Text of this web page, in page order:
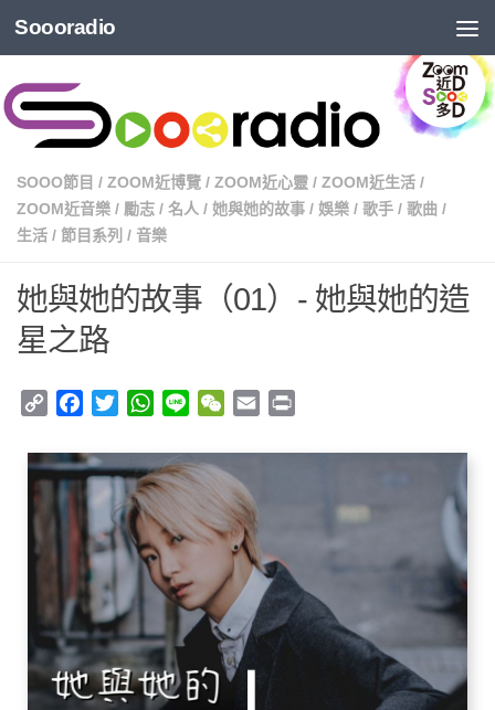
Soooradio
SOOO節目 / ZOOM近博覽 / ZOOM近心靈 / ZOOM近生活 /
ZOOM近音樂 / 勵志 / 名人 / 她與她的故事 / 娛樂 / 歌手 / 歌曲 /
生活 / 節目系列 / 音樂
她與她的故事（01）- 她與她的造
星之路
Copy
Facebook
TwitterWhatsApp
Line WeChat
Email